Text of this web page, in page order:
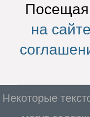
Посещая
на
Некоторые